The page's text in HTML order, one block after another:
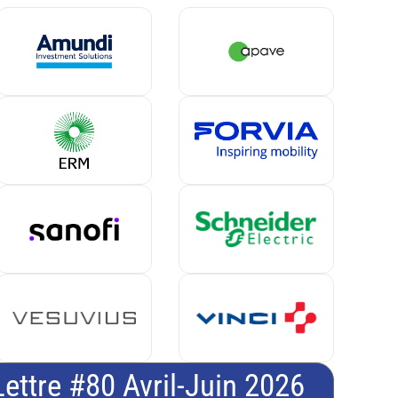
#80 Avril-Juin 2026